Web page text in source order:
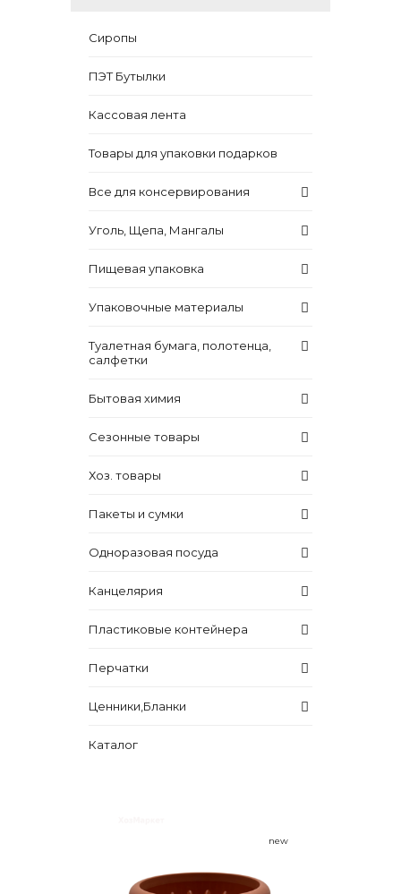
Сиропы
ПЭТ Бутылки
Кассовая лента
Товары для упаковки подарков
Все для консервирования
Уголь, Щепа, Мангалы
Пищевая упаковка
Упаковочные материалы
Туалетная бумага, полотенца,
салфетки
Бытовая химия
Сезонные товары
Хоз. товары
Пакеты и сумки
Одноразовая посуда
Канцелярия
Пластиковые контейнера
Перчатки
Ценники,Бланки
Каталог
new